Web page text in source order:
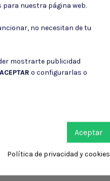
nuestra página web.
no necesitan de tu
mostrarte publicidad
ACEPTAR o configurarlas o
Aceptar
Política de privacidad y cookies